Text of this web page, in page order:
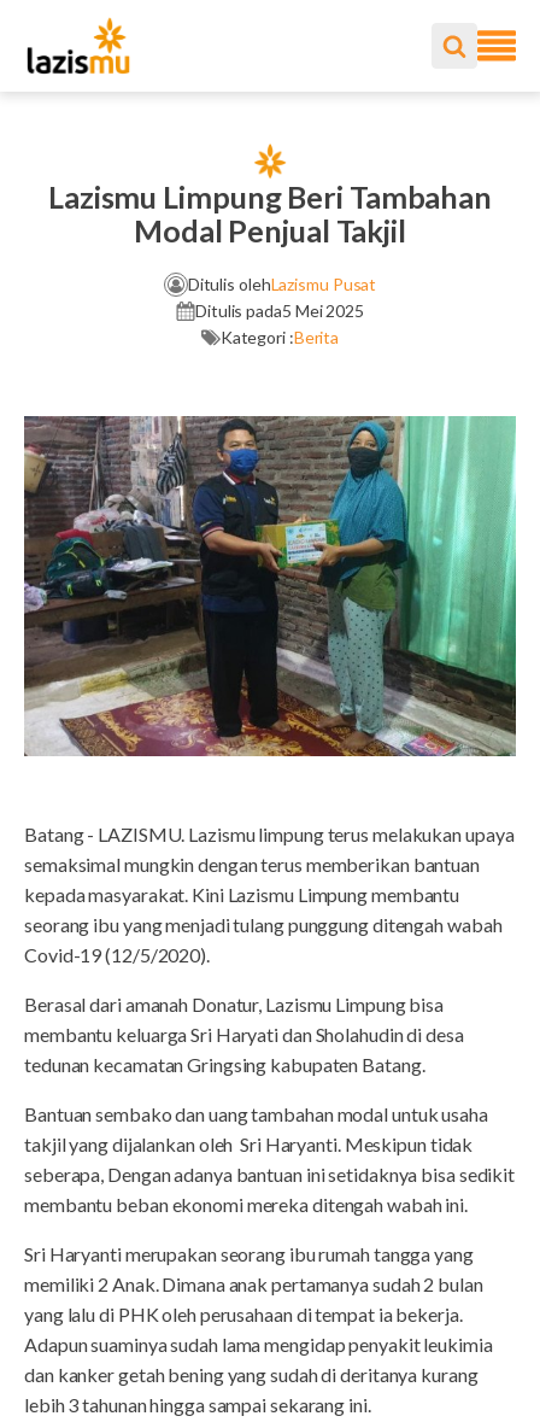
Lazismu Limpung Beri Tambahan
Modal Penjual Takjil
Ditulis olehLazismu Pusat
Ditulis pada5 Mei 2025
Kategori :Berita
Batang - LAZISMU. Lazismu limpung terus melakukan upaya
semaksimal mungkin dengan terus memberikan bantuan
kepada masyarakat. Kini Lazismu Limpung membantu
seorang ibu yang menjadi tulang punggung ditengah wabah
Covid-19 (12/5/2020).
Berasal dari amanah Donatur, Lazismu Limpung bisa
membantu keluarga Sri Haryati dan Sholahudin di desa
tedunan kecamatan Gringsing kabupaten Batang.
Bantuan sembako dan uang tambahan modal untuk usaha
takjil yang dijalankan oleh Sri Haryanti. Meskipun tidak
seberapa, Dengan adanya bantuan ini setidaknya bisa sedikit
membantu beban ekonomi mereka ditengah wabah ini.
Sri Haryanti merupakan seorang ibu rumah tangga yang
memiliki 2 Anak. Dimana anak pertamanya sudah 2 bulan
yang lalu di PHK oleh perusahaan di tempat ia bekerja.
Adapun suaminya sudah lama mengidap penyakit leukimia
dan kanker getah bening yang sudah di deritanya kurang
lebih 3 tahunan hingga sampai sekarang ini.